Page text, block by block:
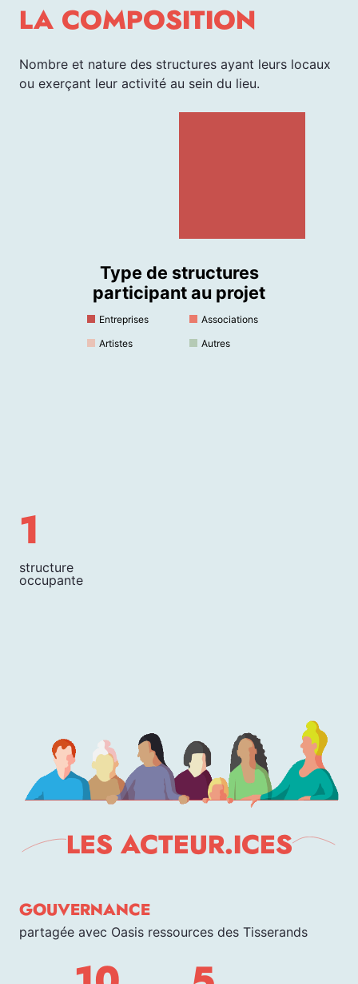
LA COMPOSITION
Nombre et nature des structures ayant leurs locaux
ou exerçant leur activité au sein du lieu.
Type de structures
participant au projet
Entreprises
Associations
Artistes
Autres
1
structure
occupante
LES ACTEUR.ICES
GOUVERNANCE
partagée avec Oasis ressources des Tisserands